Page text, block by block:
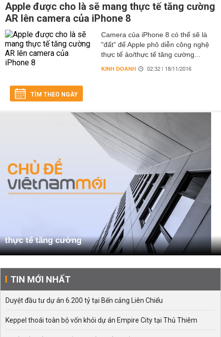
Apple được cho là sẽ mang thực tế tăng cường
AR lên camera của iPhone 8
Camera của iPhone 8 có thể sẽ là
"đất" để Apple phô diễn công nghệ
thực tế ảo/thực tế tăng cường...
KINH DOANH 02:32 | 18/11/2016
TÌM THEO NGÀY
thực tế tăng cường
TIN MỚI NHẤT
Duyệt đầu tư dự án 6.200 tỷ tại Bến cảng Liên Chiểu
Keppel thoái toàn bộ vốn khỏi dự án Empire City tại Thủ Thiêm